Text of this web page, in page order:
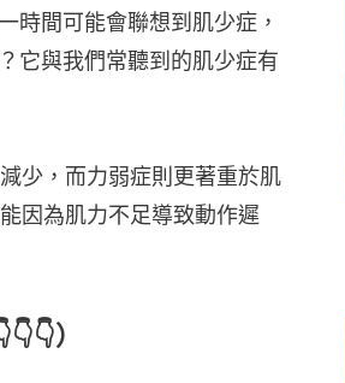
時間可能會聯想到肌少症，
它與我們常聽到的肌少症有
少，而力弱症則更著重於肌
因為肌力不足導致動作遲
）